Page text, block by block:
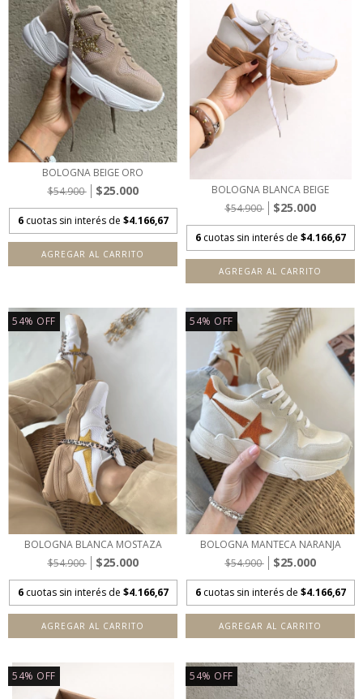
BOLOGNA BEIGE ORO
$54.900
$25.000
6 cuotas sin interés de $4.166,67
AGREGAR AL CARRITO
BOLOGNA BLANCA BEIGE
$54.900
$25.000
6 cuotas sin interés de $4.166,67
AGREGAR AL CARRITO
54% OFF
BOLOGNA BLANCA MOSTAZA
$54.900
$25.000
6 cuotas sin interés de $4.166,67
AGREGAR AL CARRITO
54% OFF
BOLOGNA MANTECA NARANJA
$54.900
$25.000
6 cuotas sin interés de $4.166,67
AGREGAR AL CARRITO
54% OFF 54% OFF